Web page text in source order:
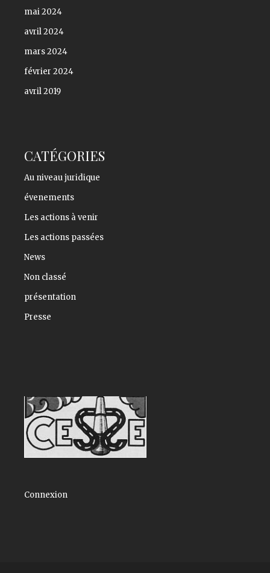
mai 2024
avril 2024
mars 2024
février 2024
avril 2019
CATÉGORIES
Au niveau juridique
évenements
Les actions à venir
Les actions passées
News
Non classé
présentation
Presse
Connexion